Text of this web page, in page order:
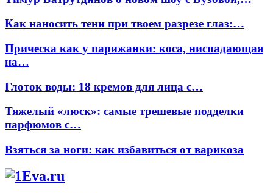
Как наносить тени при твоем разрезе глаз:…
Прическа как у парижанки: коса, ниспадающая
на…
Глоток воды: 18 кремов для лица с…
Тяжелый «люск»: самые трешевые подделки
парфюмов с…
Взяться за ноги: как избавиться от варикоза